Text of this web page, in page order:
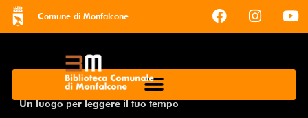
Comune di Monfalcone
Un luogo per leggere il tuo tempo